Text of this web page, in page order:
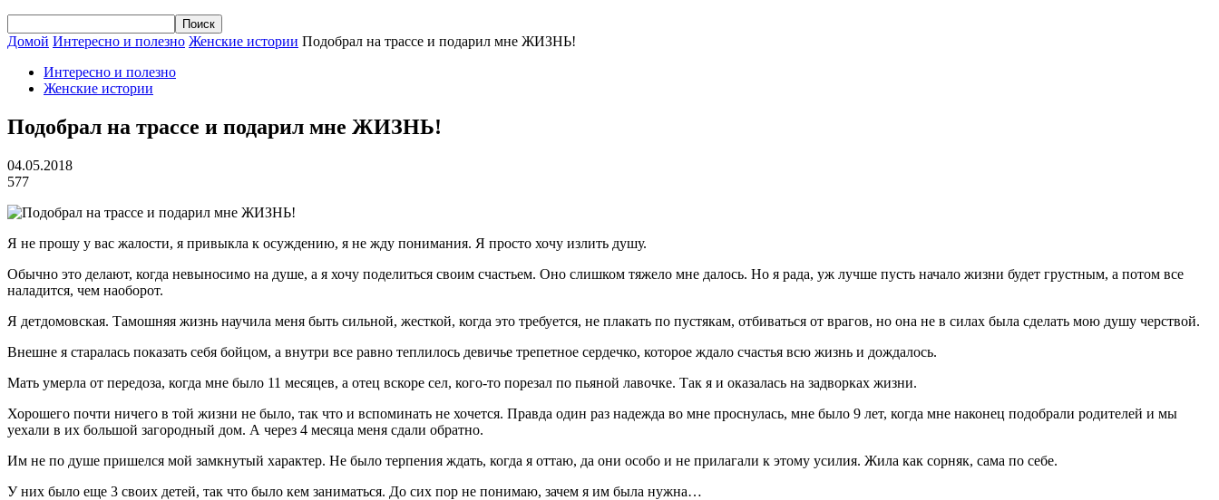
Домой Интересно и полезно Женские истории Подобрал на трассе и подарил мне ЖИЗНЬ!
Интересно и полезно
Женские истории
Подобрал на трассе и подарил мне ЖИЗНЬ!
04.05.2018
577
Я не прошу у вас жалости, я привыкла к осуждению, я не жду понимания. Я просто хочу излить душу.
Обычно это делают, когда невыносимо на душе, а я хочу поделиться своим счастьем. Оно слишком тяжело мне далось. Но я рада, уж лучше пусть начало жизни будет грустным, а потом все
наладится, чем наоборот.
Я детдомовская. Тамошняя жизнь научила меня быть сильной, жесткой, когда это требуется, не плакать по пустякам, отбиваться от врагов, но она не в силах была сделать мою душу черствой.
Внешне я старалась показать себя бойцом, а внутри все равно теплилось девичье трепетное сердечко, которое ждало счастья всю жизнь и дождалось.
Мать умерла от передоза, когда мне было 11 месяцев, а отец вскоре сел, кого-то порезал по пьяной лавочке. Так я и оказалась на задворках жизни.
Хорошего почти ничего в той жизни не было, так что и вспоминать не хочется. Правда один раз надежда во мне проснулась, мне было 9 лет, когда мне наконец подобрали родителей и мы
уехали в их большой загородный дом. А через 4 месяца меня сдали обратно.
Им не по душе пришелся мой замкнутый характер. Не было терпения ждать, когда я оттаю, да они особо и не прилагали к этому усилия. Жила как сорняк, сама по себе.
У них было еще 3 своих детей, так что было кем заниматься. До сих пор не понимаю, зачем я им была нужна…